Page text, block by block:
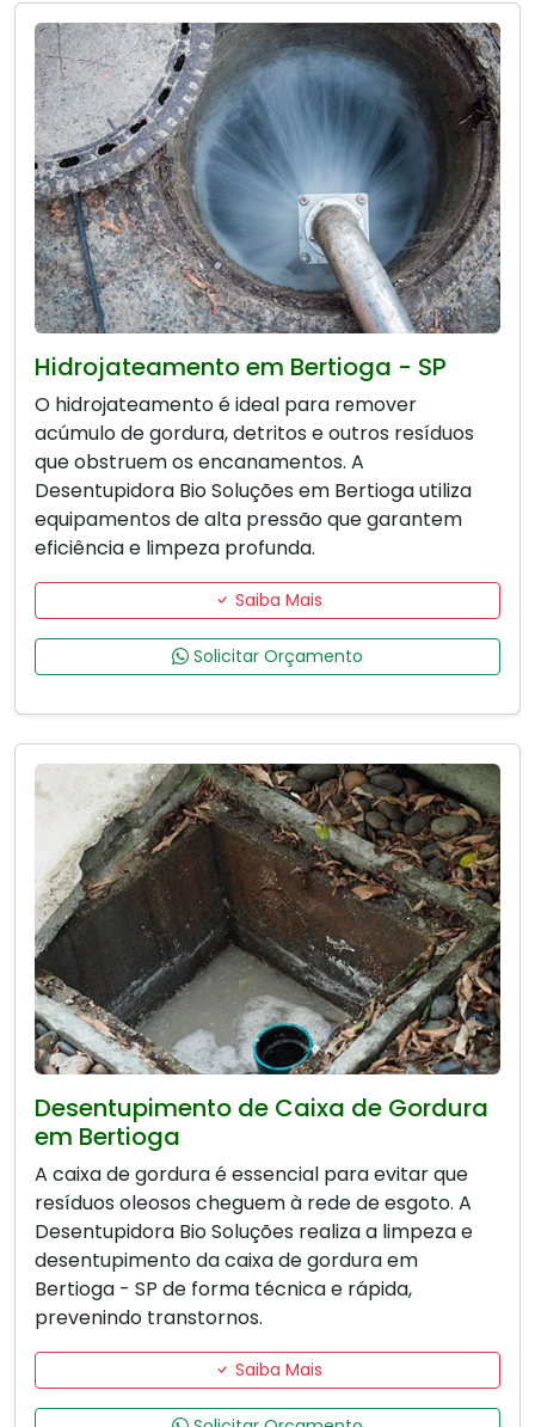
Hidrojateamento em Bertioga - SP
O hidrojateamento é ideal para remover
acúmulo de gordura, detritos e outros resíduos
que obstruem os encanamentos. A
Desentupidora Bio Soluções em Bertioga utiliza
equipamentos de alta pressão que garantem
eficiência e limpeza profunda.
Saiba Mais
Solicitar Orçamento
Desentupimento de Caixa de Gordura
em Bertioga
A caixa de gordura é essencial para evitar que
resíduos oleosos cheguem à rede de esgoto. A
Desentupidora Bio Soluções realiza a limpeza e
desentupimento da caixa de gordura em
Bertioga - SP de forma técnica e rápida,
prevenindo transtornos.
Saiba Mais